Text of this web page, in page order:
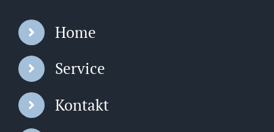
Home
Service
Kontakt